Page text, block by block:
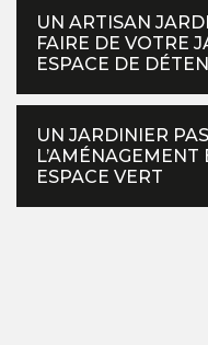
UN ARTISAN
FAIRE DE VOTRE
ESPACE DE
UN JARDINIER
L’AMÉNAGEMENT
ESPACE VERT